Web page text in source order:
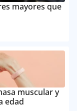
mayores que
muscular y
edad